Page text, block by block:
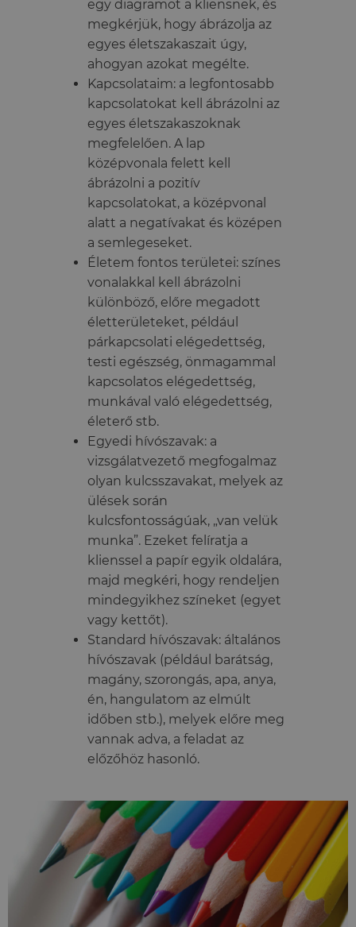
egy diagramot a kliensnek, és
megkérjük, hogy ábrázolja az
egyes életszakaszait úgy,
ahogyan azokat megélte.
Kapcsolataim: a legfontosabb
kapcsolatokat kell ábrázolni az
egyes életszakaszoknak
megfelelően. A lap
középvonala felett kell
ábrázolni a pozitív
kapcsolatokat, a középvonal
alatt a negatívakat és középen
a semlegeseket.
Életem fontos területei: színes
vonalakkal kell ábrázolni
különböző, előre megadott
életterületeket, például
párkapcsolati elégedettség,
testi egészség, önmagammal
kapcsolatos elégedettség,
munkával való elégedettség,
életerő stb.
Egyedi hívószavak: a
vizsgálatvezető megfogalmaz
olyan kulcsszavakat, melyek az
ülések során
kulcsfontosságúak, „van velük
munka”. Ezeket felíratja a
klienssel a papír egyik oldalára,
majd megkéri, hogy rendeljen
mindegyikhez színeket (egyet
vagy kettőt).
Standard hívószavak: általános
hívószavak (például barátság,
magány, szorongás, apa, anya,
én, hangulatom az elmúlt
időben stb.), melyek előre meg
vannak adva, a feladat az
előzőhöz hasonló.